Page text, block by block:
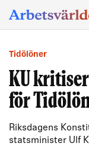
Tidölöner
KU
för
Riksdagens
statsminister Ulf